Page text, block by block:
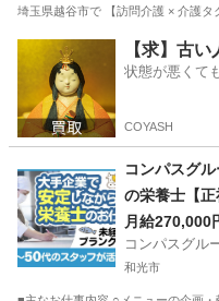
埼玉県越谷市で 【訪問介護 × 介護
北越谷駅
【求】古
状態が悪くて
COYASH
コンパスグ
の栄養士【正
月給270,000
コンパスグル
和光市